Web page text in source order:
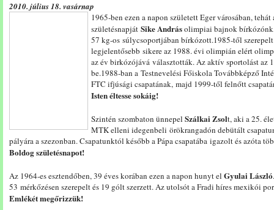
2010. július 18. vasárnap
1965-ben ezen a napon született Eger városában,
születésnapját Sike Andrásolimpiai bajnok
57 kg-os súlycsoportjában bírkózott.1985-től
legjelentősebb sikere az 1988. évi olimpián elért
az év birkózójává választották. Az aktív sportolást az
be.1988-ban a Testnevelési Főiskola Továbbképző
FTC ifjúsági csapatának, majd 1999-től felnőtt
Isten éltesse sokáig!
Szintén szombaton ünnepel Szálkai Zsolt, aki a 25.
MTK elleni idegenbeli örökrangadón debütált
pályára a szezonban. Csapatunktól később a Pápa csapatába igazolt és azóta
Boldog születésnapot!
Az 1964-es esztendőben, 39 éves korában ezen a napon hunyt el Gyulai László
53 mérkőzésen szerepelt és 19 gólt szerzett. Az utolsót a Fradi híres mexikói
Emlékét megőrizzük!